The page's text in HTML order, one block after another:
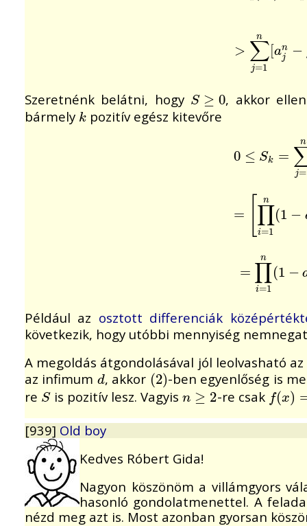
> ∑
j=1
n
an
j
−
>∑ j= 1n[a jn
Szeretnénk belátni, hogy S ≥ 0
S≥0
, akkor
bármely k
kpozitív egész kitevőre
0 ≤ Sk =
j=
n
0 ≤S k=∑ j= 1n
= ∏
i=1
n
(1 −
=[ n( 1−
= ∏
i=1
n
(1 −
=∏ 1n( 1−
Például az osztott differenciák
következik, hogy utóbbi mennyiség
A megoldás átgondolásával jól leolvasható
az infimum d
d, akkor (2)
(2) -ben egyenlőség is
re S
S is pozitív lesz. Vagyisn ≥ 2
n ≥2 -re csak f(x)
f(x)= x
[939] Old boy
Kedves Róbert Gida!
Nagyon köszönöm a villámgyors
hasonló gondolatmenettel. A
nézd meg azt is. Most azonban gyorsan